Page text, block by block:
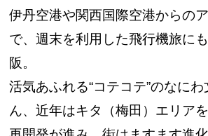
伊丹空港や関西国際空港からの
で、週末を利用した飛行機旅に
阪。
活気あふれる“コテコテ”のなに
ん、近年はキタ（梅田）エリア